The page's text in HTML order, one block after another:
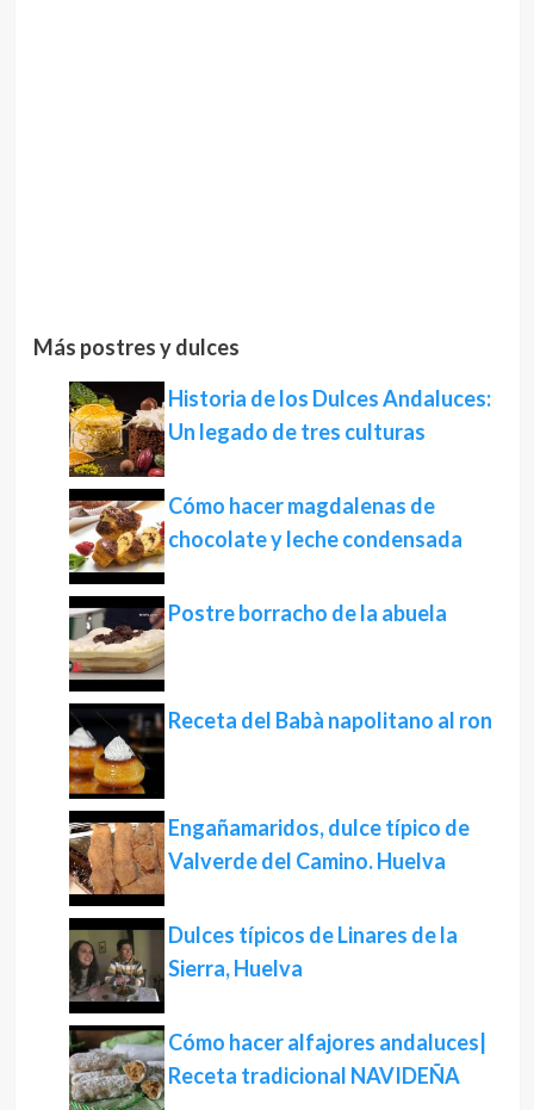
Más postres y dulces
Historia de los Dulces Andaluces:
Un legado de tres culturas
Cómo hacer magdalenas de
chocolate y leche condensada
Postre borracho de la abuela
Receta del Babà napolitano al ron
Engañamaridos, dulce típico de
Valverde del Camino. Huelva
Dulces típicos de Linares de la
Sierra, Huelva
Cómo hacer alfajores andaluces|
Receta tradicional NAVIDEÑA